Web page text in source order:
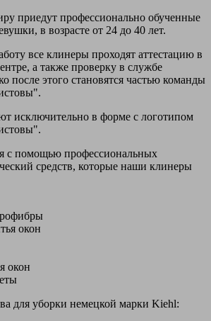
приедут профессионально обученные
в возрасте от 24 до 40 лет.
все клинеры проходят аттестацию в
а также проверку в службе
после этого становятся частью команды
исключительно в форме с логотипом
с помощью профессиональных
средств, которые наши клинеры
окон
окон
для уборки немецкой марки Kiehl: